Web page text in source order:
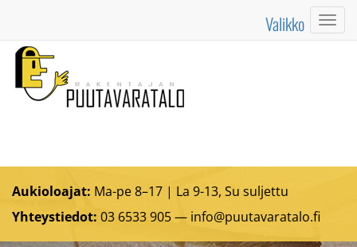
Valikko
Aukioloajat: Ma-pe 8–17 | La 9-13, Su suljettu
Yhteystiedot: 03 6533 905 — info@puutavaratalo.fi